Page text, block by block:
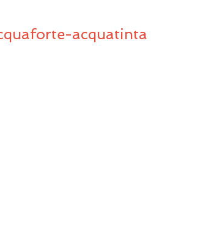
acquatinta